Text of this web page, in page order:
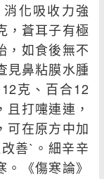
化吸收力強
，蒼耳子有極
，如食後無不
見鼻粘膜水腫
克、百合12
打嚏連連，
可在原方中加
善`。細辛辛
《傷寒論》